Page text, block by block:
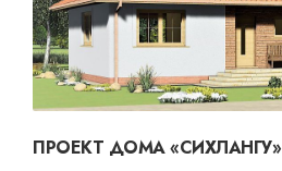
ПРОЕКТ ДОМА «СИХЛАНГУ»